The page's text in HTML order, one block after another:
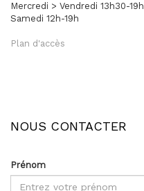
Mercredi > Vendredi 13h30-19h
Samedi 12h-19h
Plan d'accès
NOUS CONTACTER
Prénom